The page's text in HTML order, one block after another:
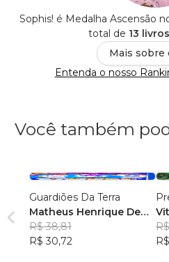
Sophis! é Medalha Ascensão
total de 13
Mais sobre
Entenda o nosso
Você também
Guardiões Da Terra
Matheus Henrique De
Souza
R$ 38,81
R$ 30,72